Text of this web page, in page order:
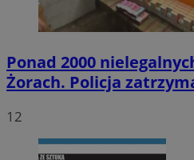
Ponad 2000
Żorach. Policja
12